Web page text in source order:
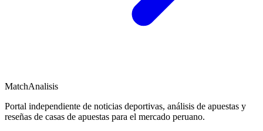
MatchAnalisis
Portal independiente de noticias deportivas, análisis de apuestas y
reseñas de casas de apuestas para el mercado peruano.